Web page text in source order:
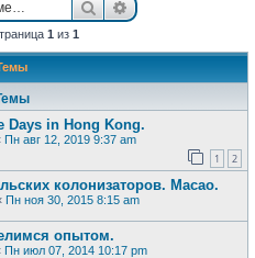
ПоискРасширенный
1 из 1
Days in Hong Kong.
Пн авг 12, 2019 9:37 am
1 2
колонизаторов. Macao.
Пн ноя 30, 2015 8:15 am
опытом.
Пн июл 07, 2014 10:17 pm